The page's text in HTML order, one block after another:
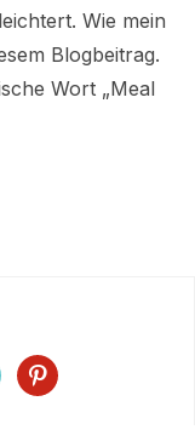
Wie mein
Blogbeitrag.
Wort „Meal
pinterest